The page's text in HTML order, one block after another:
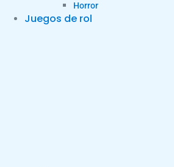
Horror
Juegos de rol